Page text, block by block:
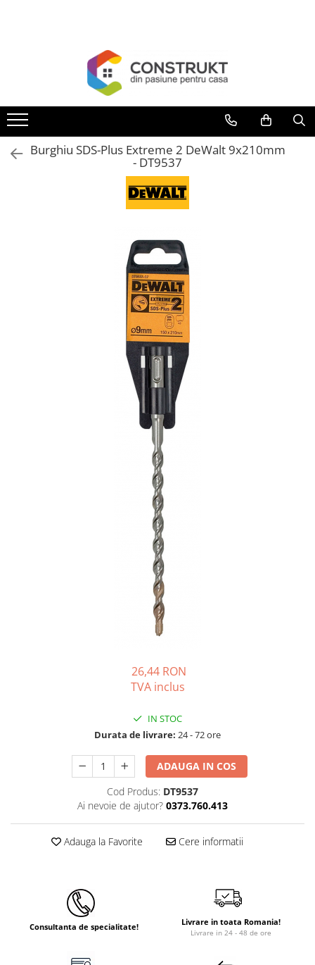
Termoseminee, seminee si sobe
Cazane pe combustibil solid
Cazane pe combustibil gazos/lichid
Aeroterme si destratificatoare de
Radiatoare si convectoare
Panouri radiante si incalzitoare cu
Solutii de curatare si tratare
Schimbatoare de caldura
Contoare energie termica
Incalzitoare pe motorina / gaz
Pompe de circulatie si accesorii
Detectoare si regulatoare de gaz si
Producere apa calda menajera
Panouri solare si fotovoltaice
Panouri solare cu tuburi vidate
Pachete complete panouri solare
Echipamente pentru panouri
Panouri solare fotovoltaice
Ventilatie si climatizare
Rooftop-uri pentru racire si
incalzire
Burghiu SDS-Plus Extreme 2 DeWalt 9x210mm
- DT9537
26,44 RON
TVA inclus
IN STOC
Durata de livrare: 24 - 72 ore
ADAUGA IN COS
Cod Produs: DT9537
Ai nevoie de ajutor? 0373.760.413
Adauga la Favorite Cere informatii
Consultanta de specialitate! Livrare in toata Romania!
Livrare in 24 - 48 de ore